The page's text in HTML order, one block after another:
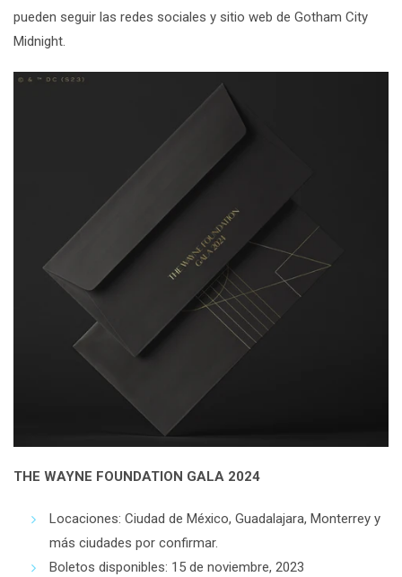
pueden seguir las redes sociales y sitio web de Gotham City
Midnight.
THE WAYNE FOUNDATION GALA 2024
Locaciones: Ciudad de México, Guadalajara, Monterrey y
más ciudades por confirmar.
Boletos disponibles: 15 de noviembre, 2023